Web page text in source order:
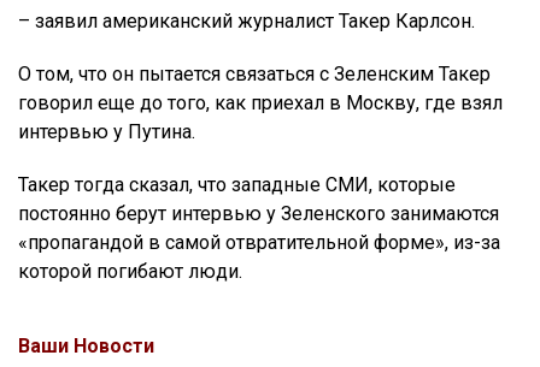
– заявил американский журналист Такер Карлсон.
О том, что он пытается связаться с Зеленским Такер
говорил еще до того, как приехал в Москву, где взял
интервью у Путина.
Такер тогда сказал, что западные СМИ, которые
постоянно берут интервью у Зеленского занимаются
«пропагандой в самой отвратительной форме», из-за
которой погибают люди.
Ваши Новости